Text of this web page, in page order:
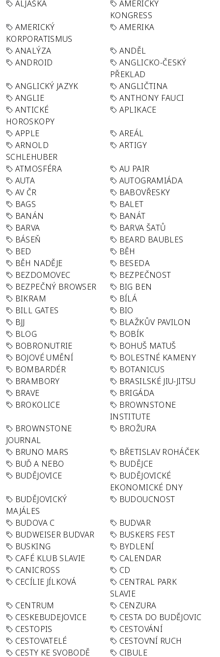
ALJAŠKA
AMERICKÝ
KONGRESS
AMERICKÝ
KORPORATISMUS
AMERIKA
ANALÝZA
ANDĚL
ANDROID
ANGLICKO-ČESKÝ
PŘEKLAD
ANGLICKÝ JAZYK
ANGLIČTINA
ANGLIE
ANTHONY FAUCI
ANTICKÉ
HOROSKOPY
APLIKACE
APPLE
AREÁL
ARNOLD
SCHLEHUBER
ARTIGY
ATMOSFÉRA
AU PAIR
AUTA
AUTOGRAMIÁDA
AV ČR
BABOVŘESKY
BAGS
BALET
BANÁN
BANÁT
BARVA
BARVA ŠATŮ
BÁSEŇ
BEARD BAUBLES
BED
BĚH
BĚH NADĚJE
BESEDA
BEZDOMOVEC
BEZPEČNOST
BEZPEČNÝ BROWSER
BIG BEN
BIKRAM
BÍLÁ
BILL GATES
BIO
BJJ
BLAŽKŮV PAVILON
BLOG
BOBÍK
BOBRONUTRIE
BOHUŠ MATUŠ
BOJOVÉ UMĚNÍ
BOLESTNÉ KAMENY
BOMBARDÉR
BOTANICUS
BRAMBORY
BRASILSKÉ JIU-JITSU
BRAVE
BRIGÁDA
BROKOLICE
BROWNSTONE
INSTITUTE
BROWNSTONE
JOURNAL
BROŽURA
BRUNO MARS
BŘETISLAV ROHÁČEK
BUĎ A NEBO
BUDĚJCE
BUDĚJOVICE
BUDĚJOVICKÉ
EKONOMICKÉ DNY
BUDĚJOVICKÝ
MAJÁLES
BUDOUCNOST
BUDOVA C
BUDVAR
BUDWEISER BUDVAR
BUSKERS FEST
BUSKING
BYDLENÍ
CAFÉ KLUB SLAVIE
CALENDAR
CANICROSS
CD
CECÍLIE JÍLKOVÁ
CENTRAL PARK
SLAVIE
CENTRUM
CENZURA
CESKEBUDEJOVICE
CESTA DO BUDĚJOVIC
CESTOPIS
CESTOVÁNÍ
CESTOVATELÉ
CESTOVNÍ RUCH
CESTY KE SVOBODĚ
CIBULE